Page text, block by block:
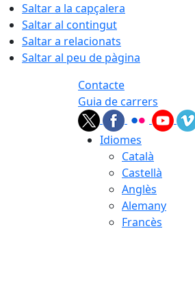
Saltar a la capçalera
Saltar al contingut
Saltar a relacionats
Saltar al peu de pàgina
Contacte
Guia de carrers
Idiomes
Català
Castellà
Anglès
Alemany
Francès